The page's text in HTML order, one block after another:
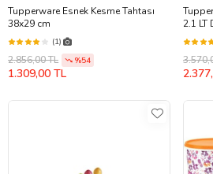
Tupperware Esnek Kesme Tahtası
38x29 cm
(1)
2.856,00 TL %54
1.309,00 TL